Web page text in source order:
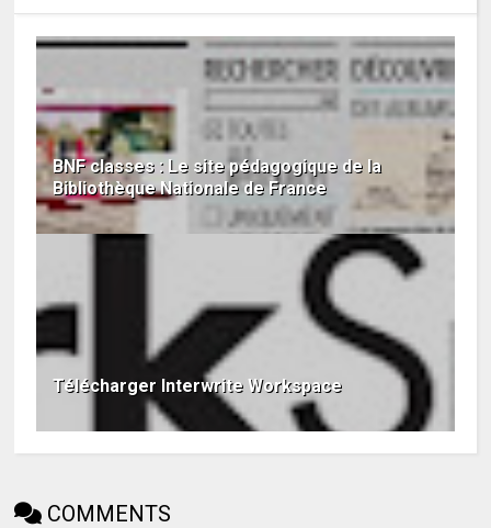
BNF classes : Le site pédagogique de la
Bibliothèque Nationale de France
Télécharger Interwrite Workspace
COMMENTS